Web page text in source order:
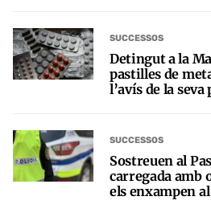
SUCCESSOS
Detingut a la
pastilles de
l’avís de la seva
SUCCESSOS
Sostreuen al
carregada amb
els enxampen